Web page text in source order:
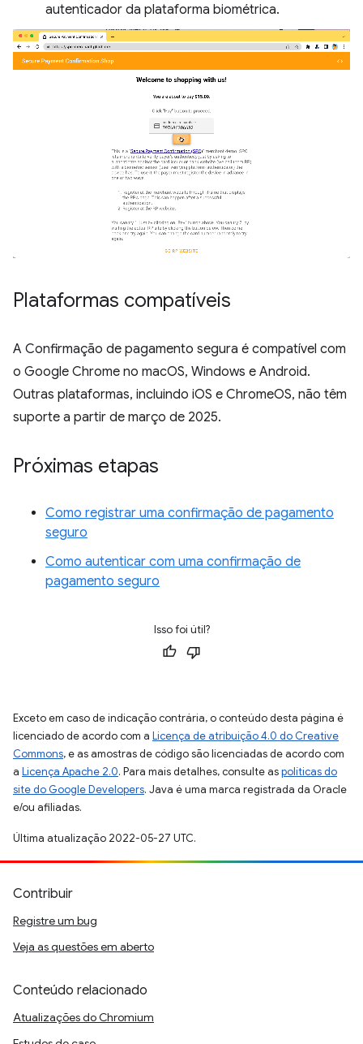
autenticador da plataforma biométrica.
Plataformas compatíveis
A Confirmação de pagamento segura é compatível com
o Google Chrome no macOS, Windows e Android.
Outras plataformas, incluindo iOS e ChromeOS, não têm
suporte a partir de março de 2025.
Próximas etapas
Como registrar uma confirmação de pagamento
seguro
Como autenticar com uma confirmação de
pagamento seguro
Isso foi útil?
Exceto em caso de indicação contrária, o conteúdo desta página é
licenciado de acordo com a Licença de atribuição 4.0 do Creative
Commons, e as amostras de código são licenciadas de acordo com
a Licença Apache 2.0. Para mais detalhes, consulte aspolíticas do
site do Google Developers. Java é uma marca registrada da Oracle
e/ou afiliadas.
Última atualização 2022-05-27 UTC.
Contribuir
Registre um bug
Veja as questões em aberto
Conteúdo relacionado
Atualizações do Chromium